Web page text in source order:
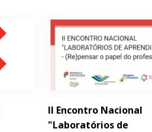
II Encontro Nacional
"Laboratórios de